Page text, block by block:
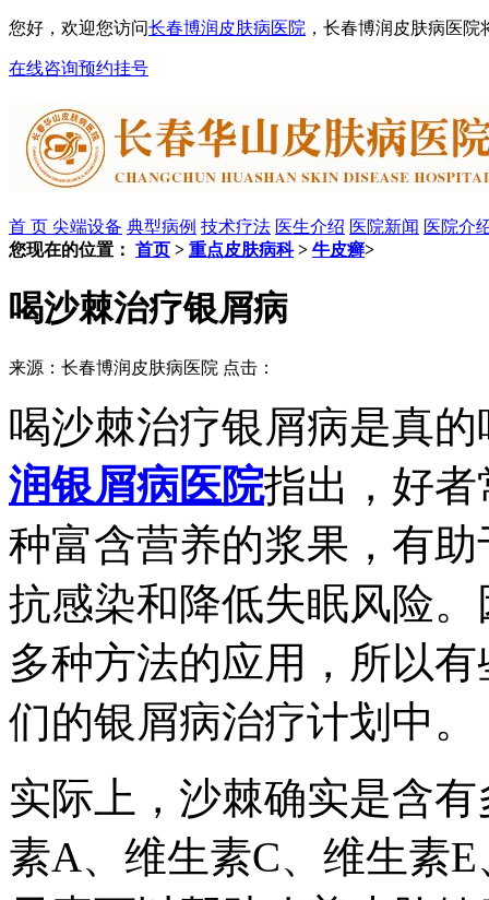
您好，欢迎您访问长春博润皮肤病医院 ，长春博润皮肤病医
在线咨询预约挂号
首 页 尖端设备 典型病例 技术疗法 医生介绍 医院新闻 医院介
您现在的位置： 首页 > 重点皮肤病科> 牛皮癣>
喝沙棘治疗银屑病
来源：长春博润皮肤病医院 点击：
喝沙棘治疗银屑病是真
润银屑病医院指出，好
种富含营养的浆果，有
抗感染和降低失眠风险
多种方法的应用，所以
们的银屑病治疗计划中。
实际上，沙棘确实是含
素A、维生素C、维生素